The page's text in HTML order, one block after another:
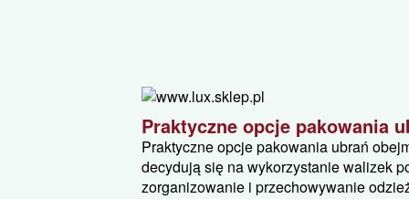
Praktyczne opcje pakowania
Praktyczne opcje pakowania ubrań
decydują się na wykorzystanie walizek
zorganizowanie i przechowywanie